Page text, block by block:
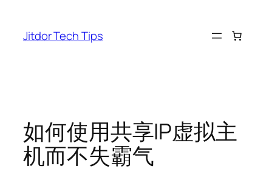
content
Jitdor Tech Tips
如何使用共享IP虚拟主
机而不失霸气